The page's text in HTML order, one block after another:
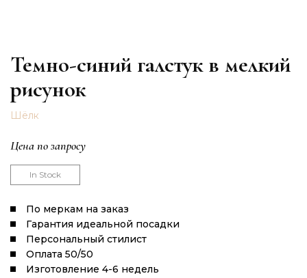
Темно-синий галстук в мелкий
рисунок
Шёлк
Цена по запросу
In Stock
По меркам на заказ
Гарантия идеальной посадки
Персональный стилист
Оплата 50/50
Изготовление 4-6 недель